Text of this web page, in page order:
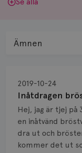
Inåtdragen
2019-10-24
Hej, jag är tjej på
en inåtvänd
dra ut och
kommer det ut
Ämnen
Biopsi
Biverkningar
Bröstvårta